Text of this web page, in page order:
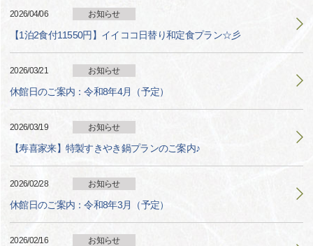
2026/04/06 お知らせ
【1泊2食付11550円】イイココ日替り和定食プラン☆彡
2026/03/21 お知らせ
休館日のご案内：令和8年4月（予定）
2026/03/19 お知らせ
【寿喜家来】特製すきやき鍋プランのご案内♪
2026/02/28 お知らせ
休館日のご案内：令和8年3月（予定）
2026/02/16 お知らせ